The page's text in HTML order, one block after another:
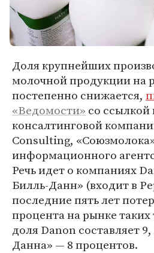
Доля крупнейших
молочной продукции на
постепенно снижается,
«Ведомости» со ссылкой
консалтинговой
Consulting,
информационного
Речь идет о компаниях
Билль-Данн» (входит в
последние пять лет
процента на рынке таких
доля Danon составляет
Данна» — 8 процентов.